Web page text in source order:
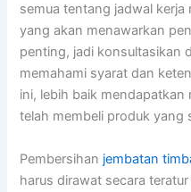
semua tentang jadwal
yang akan menawarkan
penting, jadi konsultasikan
memahami syarat dan
ini, lebih baik
telah membeli produk yang
Pembersihan jembatan
harus dirawat secara